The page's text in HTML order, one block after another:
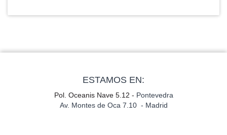
ESTAMOS EN:
Pol. Oceanis Nave 5.12 - Pontevedra
Av. Montes de Oca 7.10 - Madrid